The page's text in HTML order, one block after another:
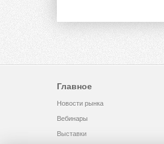
Главное
Новости рынка
Вебинары
Выставки